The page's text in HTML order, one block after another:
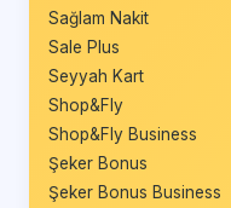
Sağlam Nakit
Sale Plus
Seyyah Kart
Shop&Fly
Shop&Fly Business
Şeker Bonus
Şeker Bonus Business